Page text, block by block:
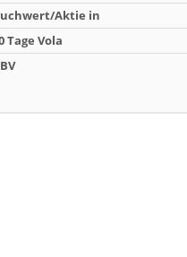
Aktie in
Tage Vola